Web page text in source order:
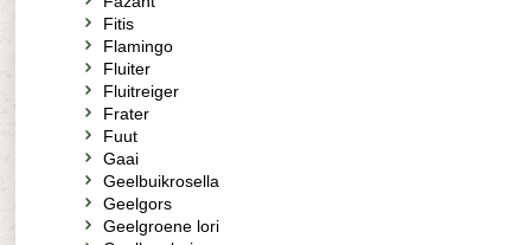
Fitis
Flamingo
Fluiter
Fluitreiger
Frater
Fuut
Gaai
Geelbuikrosella
Geelgors
Geelgroene lori